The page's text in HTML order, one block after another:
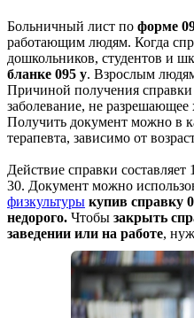
Больничный лист по форме
работающим людям. Когда
дошкольников, студентов и
бланке 095 у. Взрослым
Причиной получения справки
заболевание, не разрешающее
Получить документ можно в
терапевта, зависимо от
Действие справки
30. Документ можно
физкультуры купив справку
недорого. Чтобы закрыть
заведении или на работе,